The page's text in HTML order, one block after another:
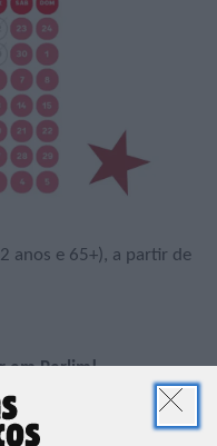
anos e 65+), a partir de
em Perlim!